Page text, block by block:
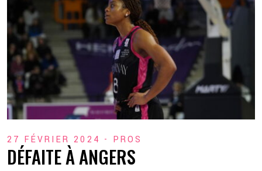
27 FÉVRIER 2024 - PROS
DÉFAITE À ANGERS